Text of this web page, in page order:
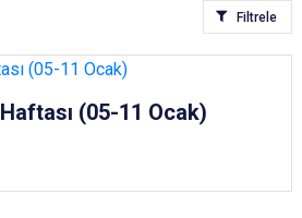
Filtrele
(05-11 Ocak)